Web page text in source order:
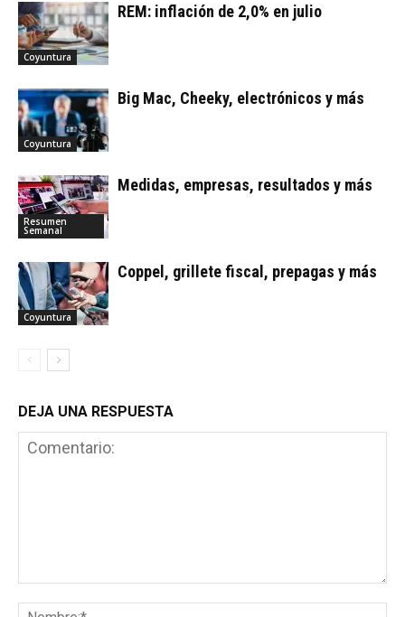
Coyuntura
REM: inflación de 2,0% en julio
Coyuntura
Big Mac, Cheeky, electrónicos y más
Resumen
Semanal
Medidas, empresas, resultados y más
Coyuntura
Coppel, grillete fiscal, prepagas y más
DEJA UNA RESPUESTA